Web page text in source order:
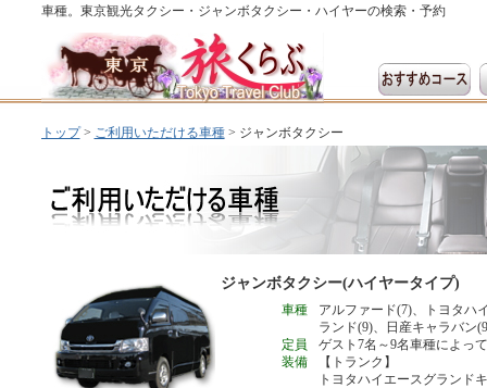
車種。東京観光タクシー・ジャンボタクシー・ハイヤーの検索・予約
トップ> ご利用いただける車種> ジャンボタクシー
ジャンボタクシー(ハイヤータイプ)
車種
アルファード(7)、トヨタハ
ランド(9)、日産キャラバン
定員
ゲスト7名～9名車種によっ
装備
【トランク】
トヨタハイエースグランド